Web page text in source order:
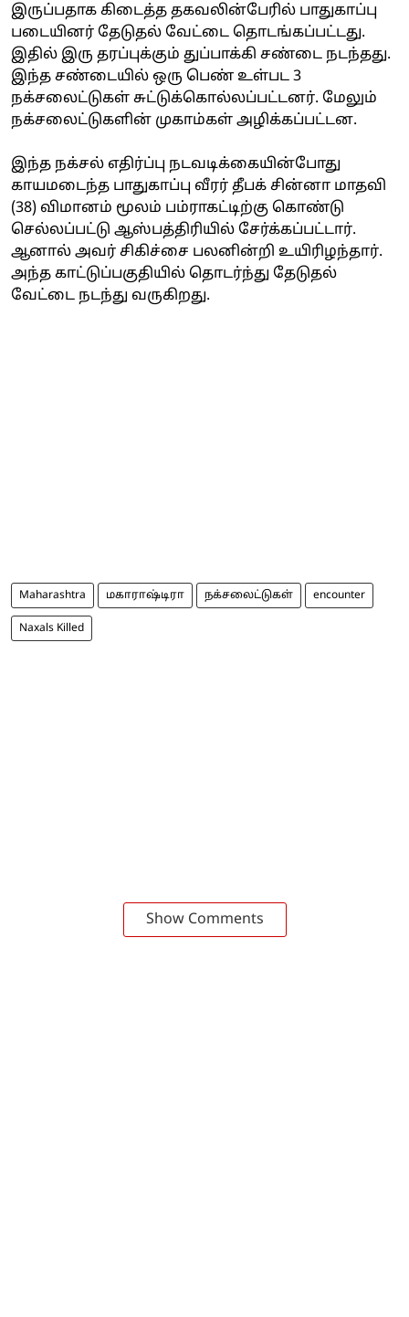
இருப்பதாக கிடைத்த தகவலின்பேரில் பாதுகாப்பு
படையினர் தேடுதல் வேட்டை தொடங்கப்பட்டது.
இதில் இரு தரப்புக்கும் துப்பாக்கி சண்டை நடந்தது.
இந்த சண்டையில் ஒரு பெண் உள்பட 3
நக்சலைட்டுகள் சுட்டுக்கொல்லப்பட்டனர். மேலும்
நக்சலைட்டுகளின் முகாம்கள் அழிக்கப்பட்டன.
இந்த நக்சல் எதிர்ப்பு நடவடிக்கையின்போது
காயமடைந்த பாதுகாப்பு வீரர் தீபக் சின்னா மாதவி
(38) விமானம் மூலம் பம்ராகட்டிற்கு கொண்டு
செல்லப்பட்டு ஆஸ்பத்திரியில் சேர்க்கப்பட்டார்.
ஆனால் அவர் சிகிச்சை பலனின்றி உயிரிழந்தார்.
அந்த காட்டுப்பகுதியில் தொடர்ந்து தேடுதல்
வேட்டை நடந்து வருகிறது.
Maharashtra மகாராஷ்டிரா நக்சலைட்டுகள் encounter
Naxals Killed
Show Comments